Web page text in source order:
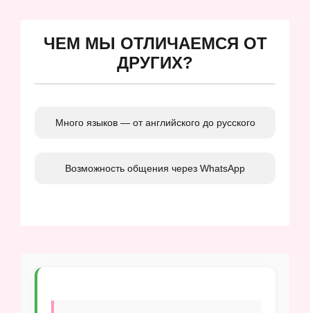
ЧЕМ МЫ ОТЛИЧАЕМСЯ ОТ
ДРУГИХ?
Много языков — от английского до русского
Возможность общения через WhatsApp